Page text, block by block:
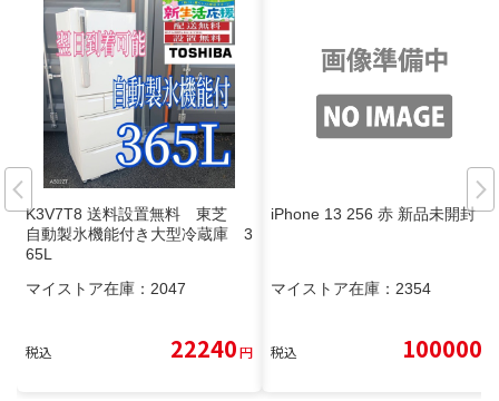
K3V7T8 送料設置無料 東芝
自動製氷機能付き大型冷蔵庫 3
65L
マイストア在庫： 2047
税込 22240円
iPhone 13 256 赤 新品未開封
マイストア在庫： 2354
税込 100000